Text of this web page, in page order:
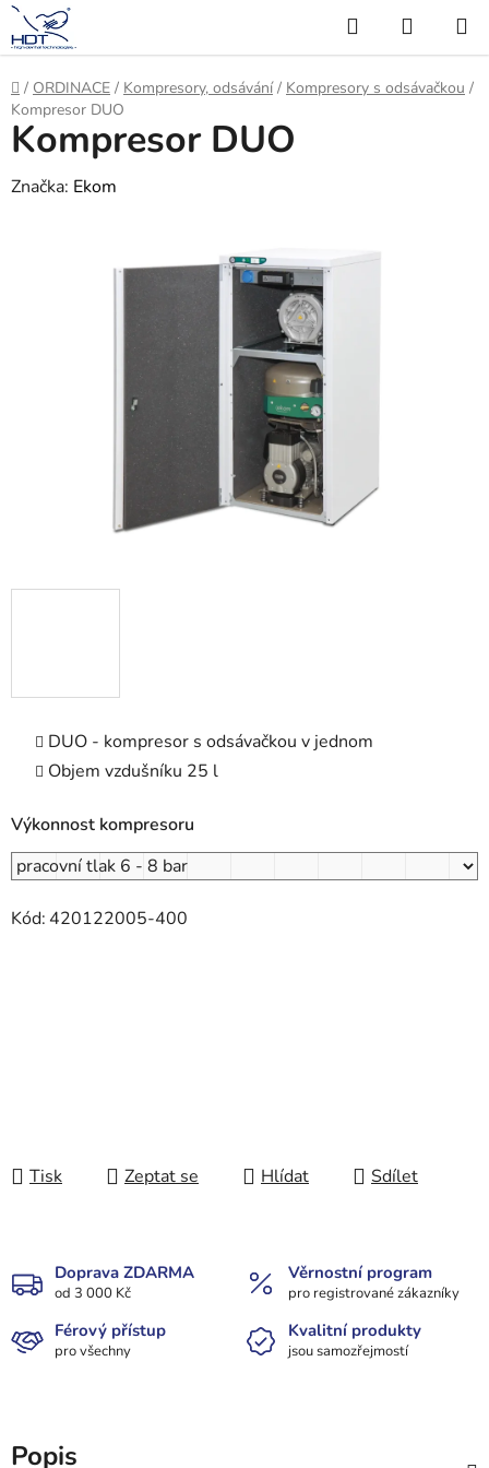
Přejít
na
obsah
Hledat
KOŠÍK
Domů
/ ORDINACE / Kompresory, odsávání / Kompresory s odsávačkou /
Kompresor DUO
DUO - kompresor s odsávačkou v jednom
Objem vzdušníku 25 l
Výkonnost kompresoru
Kód: 420122005-400
Tisk Zeptat se Hlídat Sdílet
Kompresor DUO
Značka: Ekom
Doprava ZDARMA
od 3 000 Kč
Věrnostní program
pro registrované zákazníky
Férový přístup
pro všechny
Kvalitní produkty
jsou samozřejmostí
Popis